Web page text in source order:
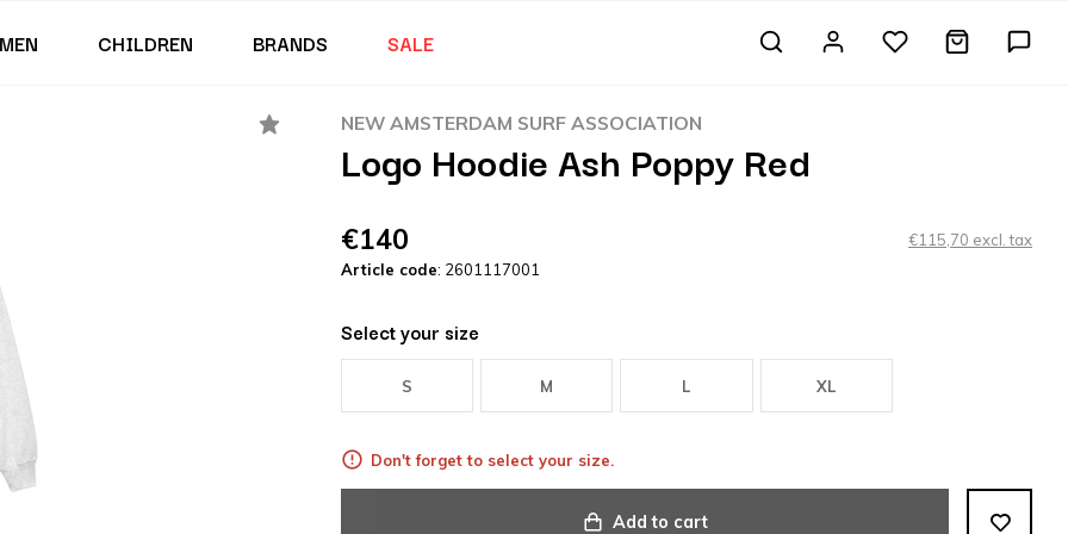
MEN CHILDREN BRANDS SALE
NEW AMSTERDAM SURF ASSOCIATION
Logo Hoodie Ash Poppy Red
€140
€115,70 excl. tax
Article code: 2601117001
Select your size
S M L XL
Don't forget to select your size.
Add to cart